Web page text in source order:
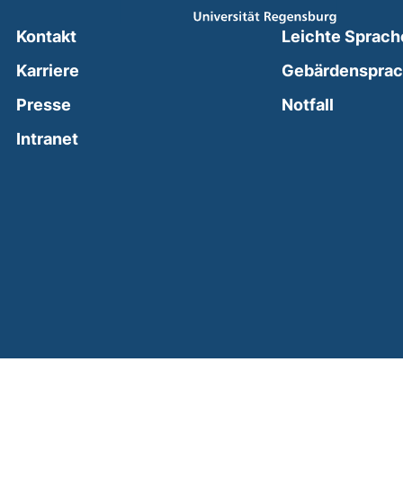
Kontakt
Karriere
Presse
Intranet(external link, opens in a new window)
Leichte
Notfall